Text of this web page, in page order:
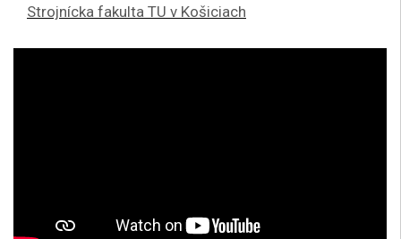
Strojnícka fakulta TU v Košiciach